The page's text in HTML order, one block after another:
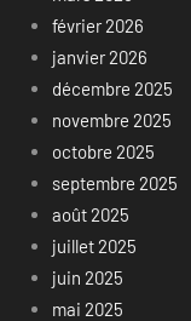
février 2026
janvier 2026
décembre 2025
novembre 2025
octobre 2025
septembre 2025
août 2025
juillet 2025
juin 2025
mai 2025